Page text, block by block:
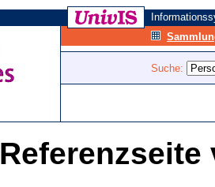
Suche:
Referenzseite